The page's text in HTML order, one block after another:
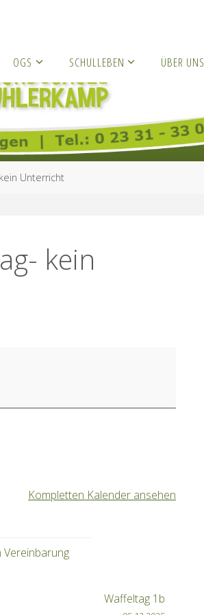
OGS SCHULLEBEN ÜBER UNS
Unterricht
kein
Kompletten Kalender ansehen
Vereinbarung
Waffeltag 1b